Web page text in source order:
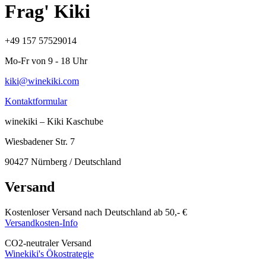
Frag' Kiki
+49 157 57529014
Mo-Fr von 9 - 18 Uhr
kiki@winekiki.com
Kontaktformular
winekiki – Kiki Kaschube
Wiesbadener Str. 7
90427 Nürnberg / Deutschland
Versand
Kostenloser Versand nach Deutschland ab 50,- €
Versandkosten-Info
CO2-neutraler Versand
Winekiki's Ökostrategie